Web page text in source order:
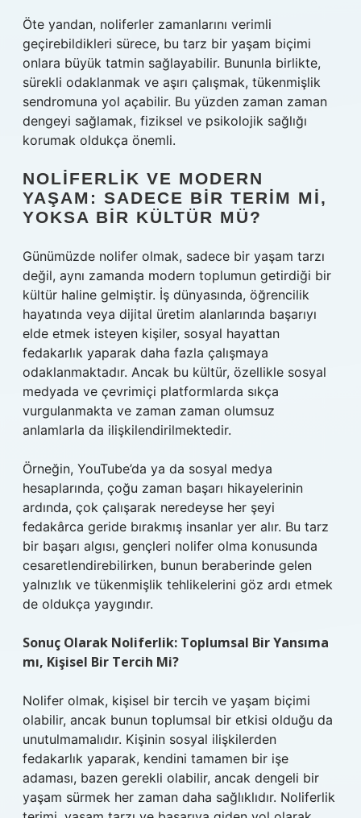
Öte yandan, noliferler zamanlarını verimli
geçirebildikleri sürece, bu tarz bir yaşam biçimi
onlara büyük tatmin sağlayabilir. Bununla birlikte,
sürekli odaklanmak ve aşırı çalışmak, tükenmişlik
sendromuna yol açabilir. Bu yüzden zaman zaman
dengeyi sağlamak, fiziksel ve psikolojik sağlığı
korumak oldukça önemli.
NOLIFERLIK VE MODERN
YAŞAM: SADECE BIR TERIM MI,
YOKSA BIR KÜLTÜR MÜ?
Günümüzde nolifer olmak, sadece bir yaşam tarzı
değil, aynı zamanda modern toplumun getirdiği bir
kültür haline gelmiştir. İş dünyasında, öğrencilik
hayatında veya dijital üretim alanlarında başarıyı
elde etmek isteyen kişiler, sosyal hayattan
fedakarlık yaparak daha fazla çalışmaya
odaklanmaktadır. Ancak bu kültür, özellikle sosyal
medyada ve çevrimiçi platformlarda sıkça
vurgulanmakta ve zaman zaman olumsuz
anlamlarla da ilişkilendirilmektedir.
Örneğin, YouTube’da ya da sosyal medya
hesaplarında, çoğu zaman başarı hikayelerinin
ardında, çok çalışarak neredeyse her şeyi
fedakârca geride bırakmış insanlar yer alır. Bu tarz
bir başarı algısı, gençleri nolifer olma konusunda
cesaretlendirebilirken, bunun beraberinde gelen
yalnızlık ve tükenmişlik tehlikelerini göz ardı etmek
de oldukça yaygındır.
Sonuç Olarak Noliferlik: Toplumsal Bir Yansıma
mı, Kişisel Bir Tercih Mi?
Nolifer olmak, kişisel bir tercih ve yaşam biçimi
olabilir, ancak bunun toplumsal bir etkisi olduğu da
unutulmamalıdır. Kişinin sosyal ilişkilerden
fedakarlık yaparak, kendini tamamen bir işe
adaması, bazen gerekli olabilir, ancak dengeli bir
yaşam sürmek her zaman daha sağlıklıdır. Noliferlik